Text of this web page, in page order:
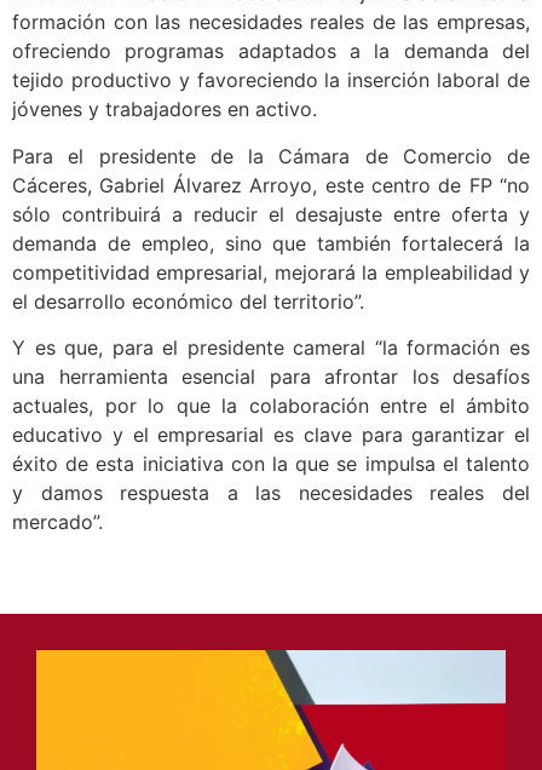
formación con las necesidades reales de las empresas,
ofreciendo programas adaptados a la demanda del
tejido productivo y favoreciendo la inserción laboral de
jóvenes y trabajadores en activo.
Para el presidente de la Cámara de Comercio de
Cáceres, Gabriel Álvarez Arroyo, este centro de FP “no
sólo contribuirá a reducir el desajuste entre oferta y
demanda de empleo, sino que también fortalecerá la
competitividad empresarial, mejorará la empleabilidad y
el desarrollo económico del territorio”.
Y es que, para el presidente cameral “la formación es
una herramienta esencial para afrontar los desafíos
actuales, por lo que la colaboración entre el ámbito
educativo y el empresarial es clave para garantizar el
éxito de esta iniciativa con la que se impulsa el talento
y damos respuesta a las necesidades reales del
mercado”.